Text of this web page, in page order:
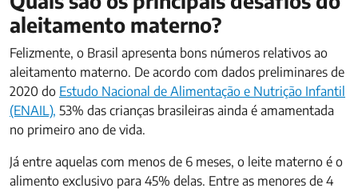
aleitamento materno?
Felizmente, o Brasil apresenta bons números relativos ao
aleitamento materno. De acordo com dados preliminares de
2020 do Estudo Nacional de Alimentação e Nutrição Infantil
(ENAIL), 53% das crianças brasileiras ainda é amamentada
no primeiro ano de vida.
Já entre aquelas com menos de 6 meses, o leite materno é o
alimento exclusivo para 45% delas. Entre as menores de 4